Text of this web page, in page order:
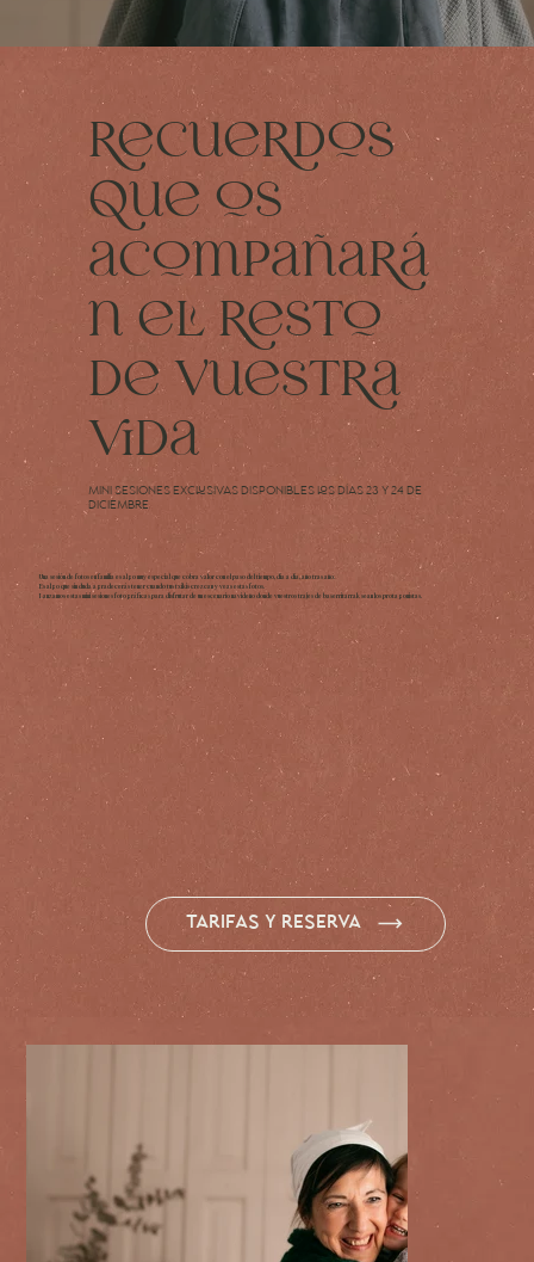
recuerdos
que os
acompañará
n el resto
de vuestra
vida
Mini sesiones exclusivas disponibles los días 23 y 24 de
diciembre
Una sesión de fotos en familia es algo muy especial que cobra valor con el paso del tiempo, día a día, año tras año.
Es algo que sin duda agradecerás tener cuando tus txikis crezcan y veas estas fotos.
Lanzamos estas mini sesiones fotográficas para disfrutar de un escenario navideño donde vuestros trajes de baserritarrak sean los protagonistas.
tarifas y reserva